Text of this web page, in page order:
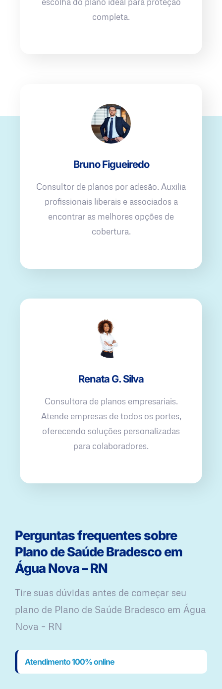
completa.
Bruno Figueiredo
Consultor de planos por adesão. Auxilia
profissionais liberais e associados a
encontrar as melhores opções de
cobertura.
Renata G. Silva
Consultora de planos empresariais.
Atende empresas de todos os portes,
oferecendo soluções personalizadas
para colaboradores.
Perguntas frequentes sobre
Plano de Saúde Bradesco em
Água Nova – RN
Tire suas dúvidas antes de começar seu
plano ​de Plano de Saúde Bradesco em Água
Nova – RN
Atendimento 100% online